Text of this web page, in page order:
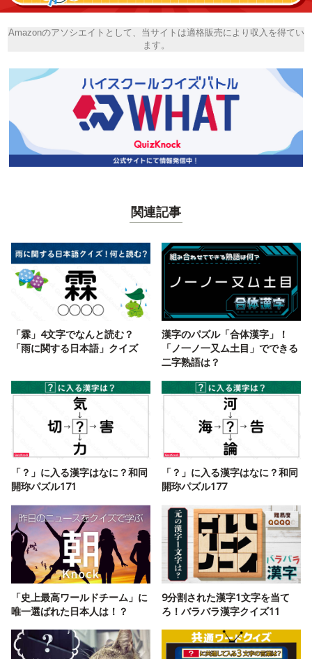
Amazonのアソシエイトとして、当サイトは適格販売により収入を得てい
ます。
関連記事
「霖」4文字でなんと読む？
「雨に関する日本語」クイズ
漢字のパズル「合体漢字」！
「ノ一ノ一又ム土目」でできる
二字熟語は？
「？」に入る漢字はなに？和同
開珎パズル171
「？」に入る漢字はなに？和同
開珎パズル177
「史上最高ワールドチーム」に
唯一選ばれた日本人は！？
9分割された漢字1文字を当て
ろ！バラバラ漢字クイズ11